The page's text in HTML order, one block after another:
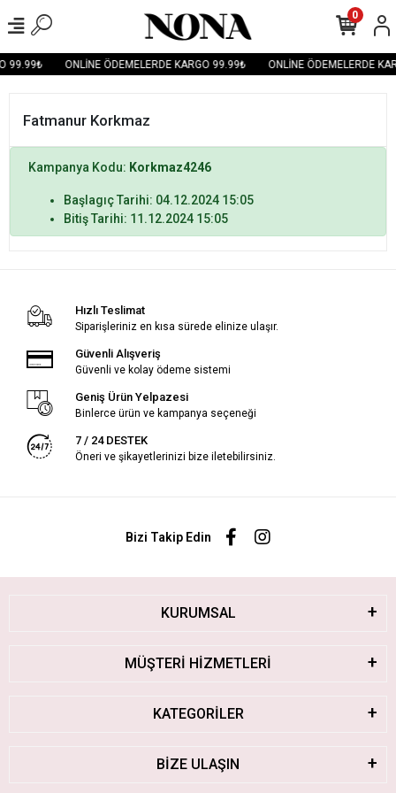
99.99₺ ONLİNE ÖDEMELERDE KARGO 99.99₺ ONLİNE ÖDEMELERDE
0
Fatmanur Korkmaz
Kampanya Kodu: Korkmaz4246
Başlagıç Tarihi: 04.12.2024 15:05
Bitiş Tarihi: 11.12.2024 15:05
Hızlı Teslimat
Siparişleriniz en kısa sürede elinize ulaşır.
Güvenli Alışveriş
Güvenli ve kolay ödeme sistemi
Geniş Ürün Yelpazesi
Binlerce ürün ve kampanya seçeneği
7 / 24 DESTEK
Öneri ve şikayetlerinizi bize iletebilirsiniz.
Bizi Takip Edin
KURUMSAL
MÜŞTERİ HİZMETLERİ
KATEGORİLER
BİZE ULAŞIN